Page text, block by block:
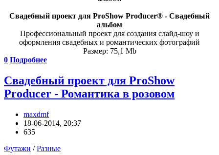
Свадебный проект для ProShow Producer® - Свадебный
альбом
Профессиональный проект для создания слайд-шоу и
оформления свадебных и романтических фотографий
Размер: 75,1 Mb
0 Подробнее
Свадебный проект для ProShow
Producer - Романтика в розовом
maxdmf
18-06-2014, 20:37
635
Футажи /Разные